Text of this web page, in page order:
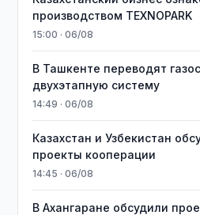
производством TEXNOPARK
15:00 · 06/08
В Ташкенте переводят
двухэтапную систему
14:49 · 06/08
Казахстан и Узбекистан
проекты кооперации
14:45 · 06/08
В Ахангаране обсудили